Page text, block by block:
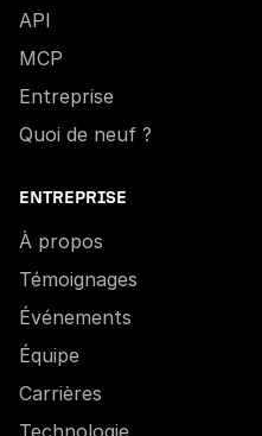
API
MCP
Entreprise
Quoi de neuf ?
ENTREPRISE
À propos
Témoignages
Événements
Équipe
Carrières
Technologie